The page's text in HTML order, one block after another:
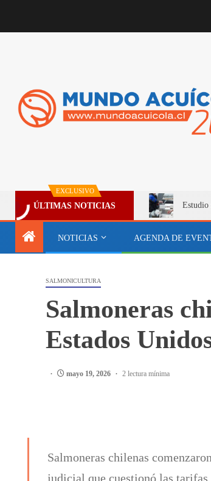
EXCLUSIVO
ÚLTIMAS NOTICIAS Estudio
NOTICIAS AGENDA DE
SALMONICULTURA
Salmoneras
Estados
mayo 19, 2026 2 lectura mínima
Salmoneras chilenas
judicial que cuestionó las